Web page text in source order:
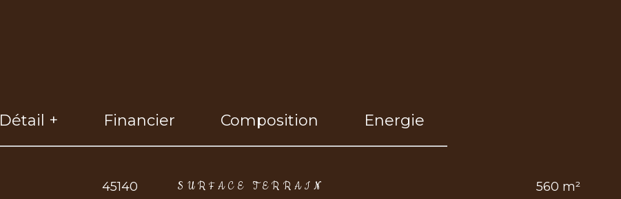
Détail + Financier Composition Energie
45140 SURFACE TERRAIN 560 m²